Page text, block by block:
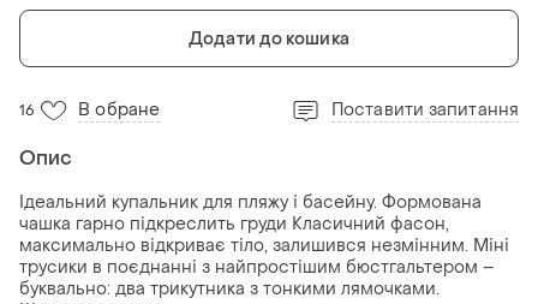
Додати до кошика
16 В обране Поставити запитання
Опис
Ідеальний купальник для пляжу і басейну. Формована
чашка гарно підкреслить груди Класичний фасон,
максимально відкриває тіло, залишився незмінним. Міні
трусики в поєднанні з найпростішим бюстгальтером –
буквально: два трикутника з тонкими лямочками.